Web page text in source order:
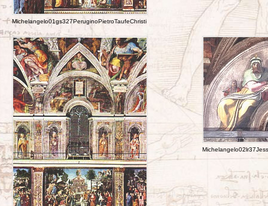
Michelangelo01gs327PeruginoPietroTaufeChristi